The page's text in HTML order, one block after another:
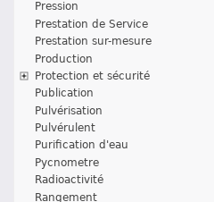
Pression
Prestation de Service
Prestation sur-mesure
Production
Protection et sécurité
Publication
Pulvérisation
Pulvérulent
Purification d'eau
Pycnometre
Radioactivité
Rangement